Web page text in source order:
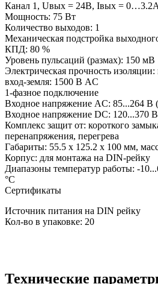
Канал 1, Uвых = 24В, Iвых = 0…3.2А
Мощность: 75 Вт
Количество выходов: 1
Механическая подстройка
КПД: 80 %
Уровень пульсаций (размах): 150 мВ
Электрическая прочность
вход-земля: 1500 В AC
1-фазное подключение
Входное напряжение AC: 85...264 В
Входное напряжение DC: 120...370 В
Комплекс защит от: короткого
перенапряжения, перегрева
Габариты: 55.5 x 125.2 x 100 мм,
Корпус: для монтажа на DIN-рейку
Диапазоны температур работы: -
°C
Сертификаты
Источник питания на DIN рейку
Кол-во в упаковке: 20
Технические